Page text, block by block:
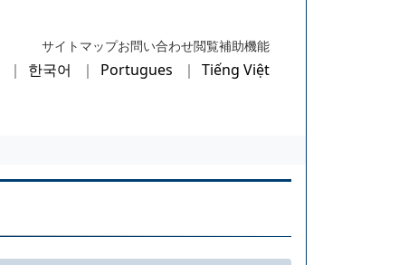
サイトマップお問い合わせ閲覧補助機能
한국어 Portugues Tiếng Việt